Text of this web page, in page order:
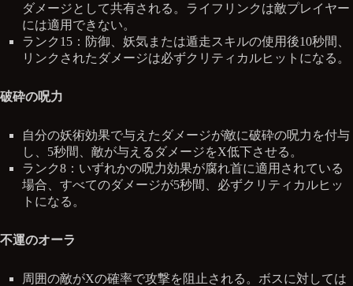
ダメージとして共有される。ライフリンクは敵プレイヤー
には適用できない。
ランク15：防御、妖気または遁走スキルの使用後10秒間、
リンクされたダメージは必ずクリティカルヒットになる。
破砕の呪力
自分の妖術効果で与えたダメージが敵に破砕の呪力を付与
し、5秒間、敵が与えるダメージをX低下させる。
ランク8：いずれかの呪力効果が腐れ首に適用されている
場合、すべてのダメージが5秒間、必ずクリティカルヒッ
トになる。
不運のオーラ
周囲の敵がXの確率で攻撃を阻止される。ボスに対しては